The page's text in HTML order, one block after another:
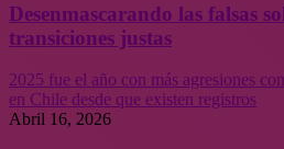
Desenmascarando las falsas
transiciones justas
2025 fue el año con más agresiones
en Chile desde que existen registros
Abril 16, 2026